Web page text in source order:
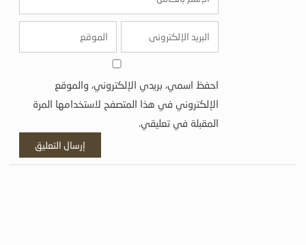
احفظ اسمي، بريدي الإلكتروني، والموقع
الإلكتروني في هذا المتصفح لاستخدامها المرة
المقبلة في تعليقي.